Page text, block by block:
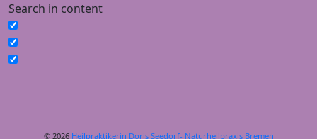
Search in content
© 2026 Heilpraktikerin Doris Seedorf- Naturheilpraxis Bremen